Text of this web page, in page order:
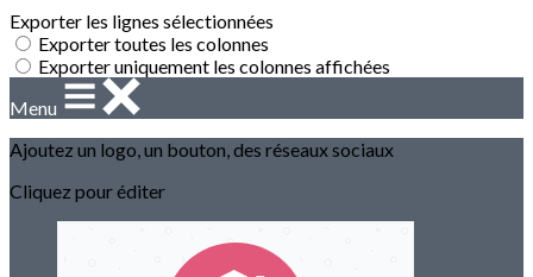
Exporter les lignes sélectionnées
Exporter toutes les colonnes
Exporter uniquement les colonnes affichées
Menu
Ajoutez un logo, un bouton, des réseaux sociaux
Cliquez pour éditer